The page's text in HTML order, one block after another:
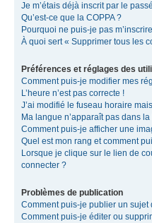
Je m’étais déjà inscrit par le
Qu’est-ce que la COPPA ?
Pourquoi ne puis-je pas
À quoi sert « Supprimer tous les
Préférences et réglages des
Comment puis-je modifier mes
L’heure n’est pas correcte !
J’ai modifié le fuseau horaire
Ma langue n’apparaît pas dans la
Comment puis-je afficher une
Quel est mon rang et comment
Lorsque je clique sur le lien de
connecter ?
Problèmes de publication
Comment puis-je publier un sujet
Comment puis-je éditer ou